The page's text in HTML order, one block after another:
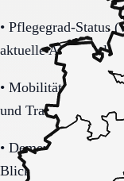
• Pflegegrad-Status
aktuelle
• Mobilität
und Transferbedarf.
• Demenzbezogene
Blick auf